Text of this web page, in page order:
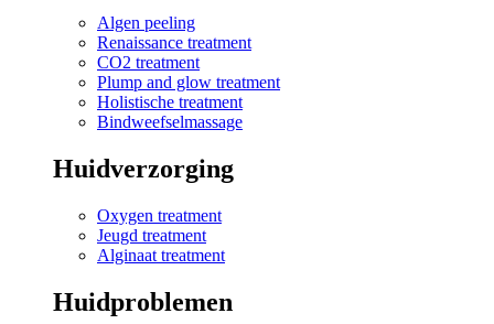
Algen peeling
Renaissance treatment
CO2 treatment
Plump and glow treatment
Holistische treatment
Bindweefselmassage
Huidverzorging
Oxygen treatment
Jeugd treatment
Alginaat treatment
Huidproblemen